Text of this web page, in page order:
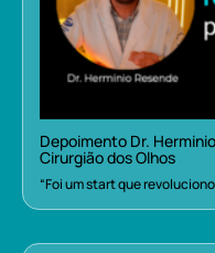
Depoimento Dr.
Cirurgião dos Olhos
“Foi um start que